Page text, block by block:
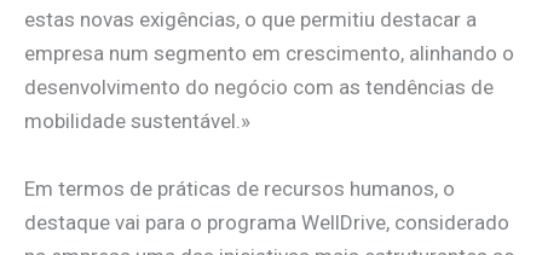
estas novas exigências, o que permitiu destacar a
empresa num segmento em crescimento, alinhando o
desenvolvimento do negócio com as tendências de
mobilidade sustentável.»
Em termos de práticas de recursos humanos, o
destaque vai para o programa WellDrive, considerado